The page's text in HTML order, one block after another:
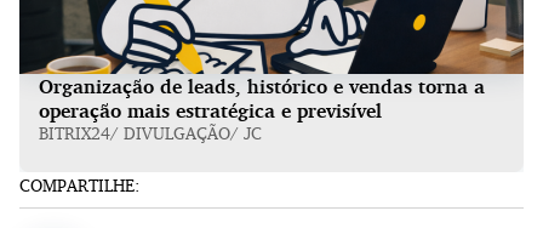
Organização de leads, histórico e vendas torna a
operação mais estratégica e previsível
BITRIX24/ DIVULGAÇÃO/ JC
COMPARTILHE: